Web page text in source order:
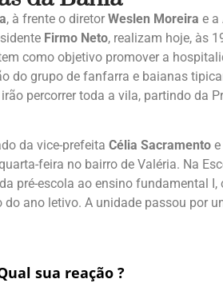
, à frente o diretor Weslen Moreira e a
Firmo Neto, realizam hoje, às
como objetivo promover a
do grupo de fanfarra e baianas
percorrer toda a vila, partindo da
da vice-prefeita Célia Sacramento
feira no bairro de Valéria. Na
pré-escola ao ensino fundamental
do ano letivo. A unidade passou por
sua reação ?